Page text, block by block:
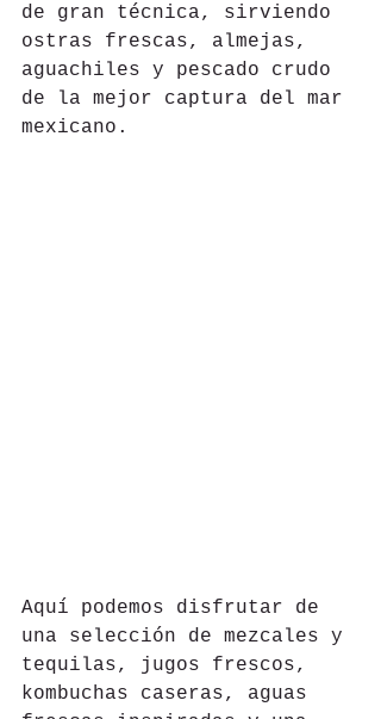
de gran técnica, sirviendo
ostras frescas, almejas,
aguachiles y pescado crudo
de la mejor captura del mar
mexicano.
Aquí podemos disfrutar de
una selección de mezcales y
tequilas, jugos frescos,
kombuchas caseras, aguas